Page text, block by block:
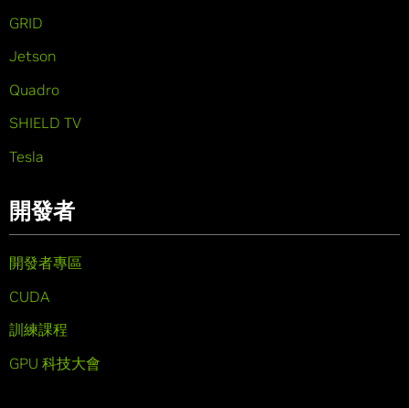
GRID
Jetson
Quadro
SHIELD TV
Tesla
開發者
開發者專區
CUDA
訓練課程
GPU 科技大會